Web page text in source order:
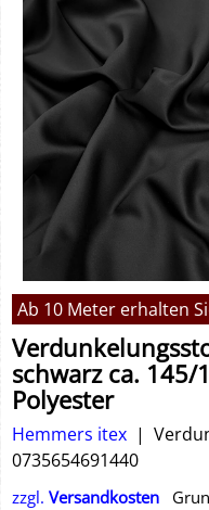
Ab 10 Meter erhalten
schwarz ca.
Polyester
Hemmers itex
0735654691440
zzgl. Versandkosten